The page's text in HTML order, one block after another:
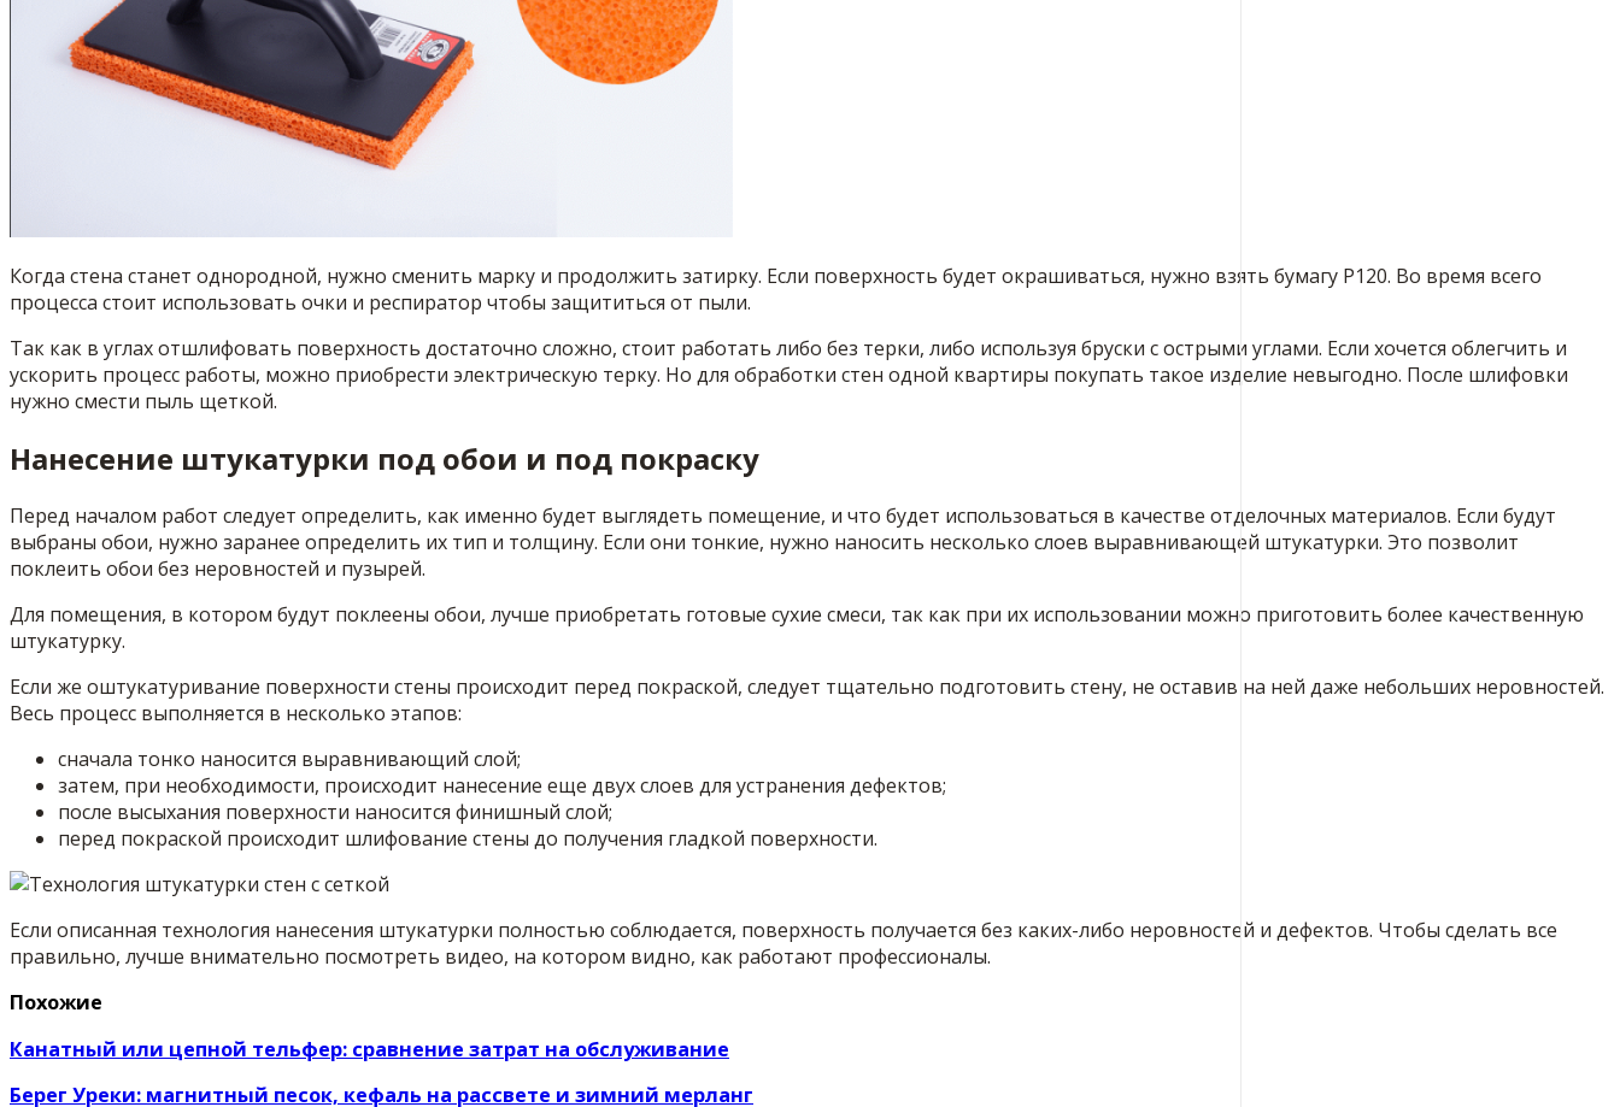
Когда стена станет однородной, нужно сменить марку и продолжить затирку. Если поверхность будет окрашиваться, нужно взять бумагу Р120. Во время всего
процесса стоит использовать очки и респиратор чтобы защититься от пыли.
Так как в углах отшлифовать поверхность достаточно сложно, стоит работать либо без терки, либо используя бруски с острыми углами. Если хочется облегчить и
ускорить процесс работы, можно приобрести электрическую терку. Но для обработки стен одной квартиры покупать такое изделие невыгодно. После шлифовки
нужно смести пыль щеткой.
Нанесение штукатурки под обои и под покраску
Перед началом работ следует определить, как именно будет выглядеть помещение, и что будет использоваться в качестве отделочных материалов. Если будут
выбраны обои, нужно заранее определить их тип и толщину. Если они тонкие, нужно наносить несколько слоев выравнивающей штукатурки. Это позволит
поклеить обои без неровностей и пузырей.
Для помещения, в котором будут поклеены обои, лучше приобретать готовые сухие смеси, так как при их использовании можно приготовить более качественную
штукатурку.
Если же оштукатуривание поверхности стены происходит перед покраской, следует тщательно подготовить стену, не оставив на ней даже небольших неровностей.
Весь процесс выполняется в несколько этапов:
сначала тонко наносится выравнивающий слой;
затем, при необходимости, происходит нанесение еще двух слоев для устранения дефектов;
после высыхания поверхности наносится финишный слой;
перед покраской происходит шлифование стены до получения гладкой поверхности.
Если описанная технология нанесения штукатурки полностью соблюдается, поверхность получается без каких-либо неровностей и дефектов. Чтобы сделать все
правильно, лучше внимательно посмотреть видео, на котором видно, как работают профессионалы.
Похожие
Канатный или цепной тельфер: сравнение затрат на обслуживание
Берег Уреки: магнитный песок, кефаль на рассвете и зимний мерланг